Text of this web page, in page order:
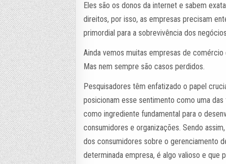
Eles são os donos da internet e sabem
direitos, por isso, as empresas precisam
primordial para a sobrevivência dos
Ainda vemos muitas empresas de
Mas nem sempre são casos perdidos.
Pesquisadores têm enfatizado o papel
posicionam esse sentimento como uma
como ingrediente fundamental para o
consumidores e organizações. Sendo
dos consumidores sobre o gerenciamento
determinada empresa, é algo valioso e que